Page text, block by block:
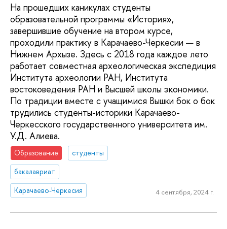
На прошедших каникулах студенты
образовательной программы «История»,
завершившие обучение на втором курсе,
проходили практику в Карачаево-Черкесии — в
Нижнем Архызе. Здесь с 2018 года каждое лето
работает совместная археологическая экспедиция
Института археологии РАН, Института
востоковедения РАН и Высшей школы экономики.
По традиции вместе с учащимися Вышки бок о бок
трудились студенты-историки Карачаево-
Черкесского государственного университета им.
У.Д. Алиева.
Образование
студенты
бакалавриат
Карачаево-Черкесия
4 сентября, 2024 г.